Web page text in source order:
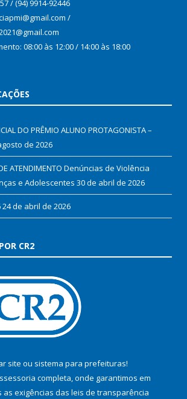
/ (94) 9914-92446
/
08:00 às 12:00 / 14:00 às 18:00
DO PRÊMIO ALUNO PROTAGONISTA –
de 2026
ATENDIMENTO Denúncias de Violência
e Adolescentes 30 de abril de 2026
24 de abril de 2026
CR2
site ou sistema para prefeituras!
completa, onde garantimos em
exigências das leis de transparência